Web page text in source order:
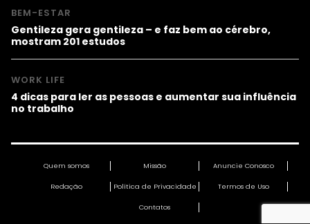
BEM-ESTAR
Gentileza gera gentileza – e faz bem ao cérebro,
mostram 201 estudos
WORK LIFE
4 dicas para ler as pessoas e aumentar sua influência
no trabalho
Quem somos Missão Anuncie Conosco
Redação Política de Privacidade Termos de Uso
Contatos